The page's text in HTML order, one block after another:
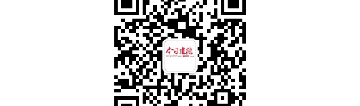
“音乐留人”与雾景IP深度绑定，形成“晨观奇雾、夜看演
出、全天趣游建德”的“宿建德江”组合体验。白天登“新安之
巅”俯瞰全景，探访好运岛，漫步朱家埠郊野公园；夜晚听歌
乘水上游线、逛夜市、住民宿。歌声引客，雾景留人，白日
的山水与夜晚的烟火在此完美衔接。